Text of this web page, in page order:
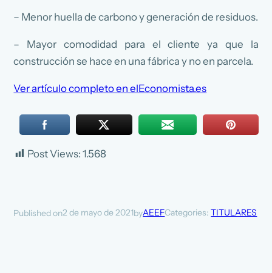
– Menor huella de carbono y generación de residuos.
– Mayor comodidad para el cliente ya que la
construcción se hace en una fábrica y no en parcela.
Ver artículo completo en elEconomista.es
Post Views: 1.568
Published on2 de mayo de 2021byAEEFCategories:TITULARES